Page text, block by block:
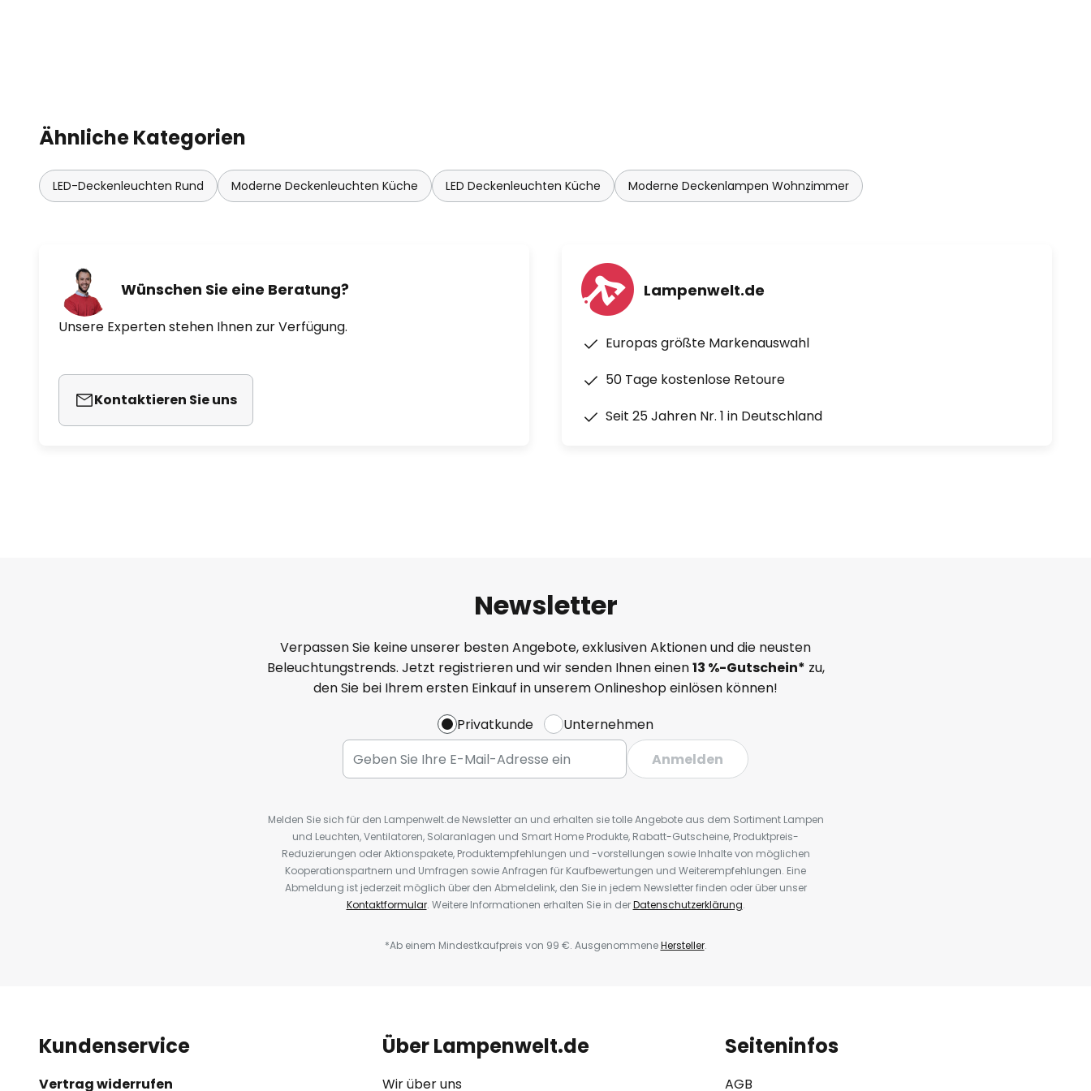
Ähnliche Kategorien
LED-Deckenleuchten Rund Moderne Deckenleuchten Küche LED Deckenleuchten Küche Moderne Deckenlampen Wohnzimmer
Wünschen Sie eine Beratung?
Unsere Experten stehen Ihnen zur Verfügung.
Kontaktieren Sie uns
Lampenwelt.de
Europas größte Markenauswahl
50 Tage kostenlose Retoure
Seit 25 Jahren Nr. 1 in Deutschland
Newsletter
Verpassen Sie keine unserer besten Angebote, exklusiven Aktionen und die neusten
Beleuchtungstrends. Jetzt registrieren und wir senden Ihnen einen13 %-Gutschein* zu,
den Sie bei Ihrem ersten Einkauf in unserem Onlineshop einlösen können!
Privatkunde
Unternehmen
Anmelden
Melden Sie sich für den Lampenwelt.de Newsletter an und erhalten sie tolle Angebote aus dem Sortiment Lampen
und Leuchten, Ventilatoren, Solaranlagen und Smart Home Produkte, Rabatt-Gutscheine, Produktpreis-
Reduzierungen oder Aktionspakete, Produktempfehlungen und -vorstellungen sowie Inhalte von möglichen
Kooperationspartnern und Umfragen sowie Anfragen für Kaufbewertungen und Weiterempfehlungen. Eine
Abmeldung ist jederzeit möglich über den Abmeldelink, den Sie in jedem Newsletter finden oder über unser
Kontaktformular. Weitere Informationen erhalten Sie in derDatenschutzerklärung.
*Ab einem Mindestkaufpreis von 99 €. AusgenommeneHersteller.
Kundenservice
Vertrag widerrufen
Über Lampenwelt.de
Wir über uns
Seiteninfos
AGB